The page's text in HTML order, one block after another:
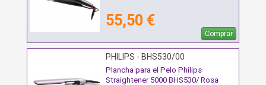
55,50 €
Comprar
PHILIPS - BHS530/00
Plancha para el Pelo Philips
Straightener 5000 BHS530/ Rosa